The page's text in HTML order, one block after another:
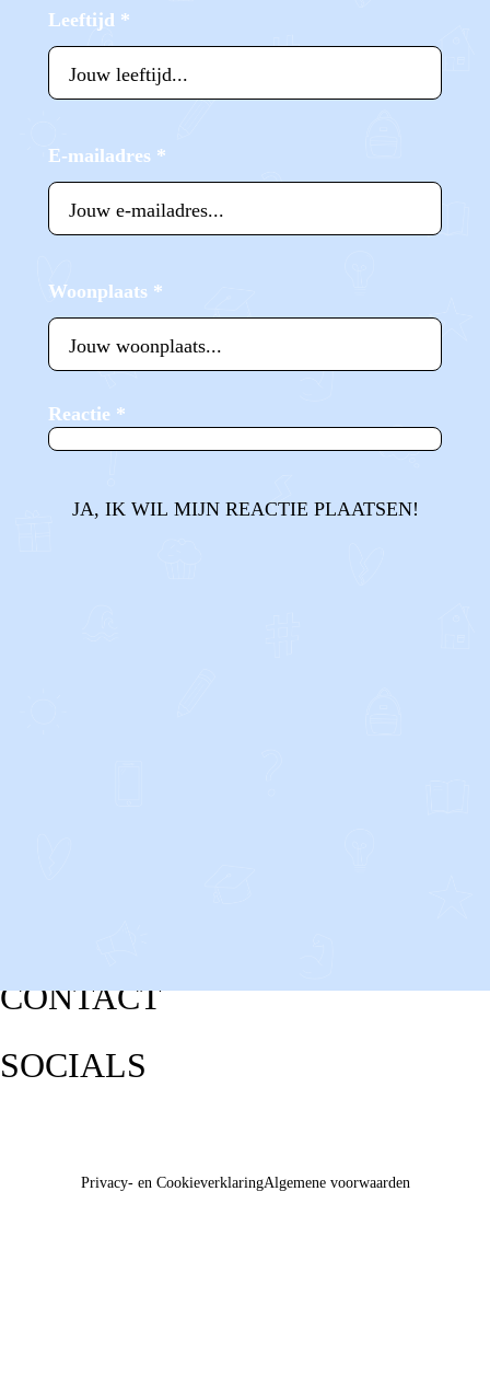
Leeftijd *
E-mailadres *
Woonplaats *
Reactie *
JA, IK WIL MIJN REACTIE PLAATSEN!
CONTACT
SOCIALS
Privacy- en CookieverklaringAlgemene voorwaarden